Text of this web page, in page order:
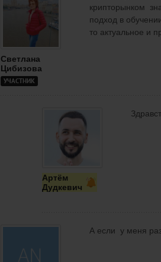
Светлана
Цибизова
УЧАСТНИК
крипторынком
подход в
то актуальное и
Артём
Дудкевич
А если у меня